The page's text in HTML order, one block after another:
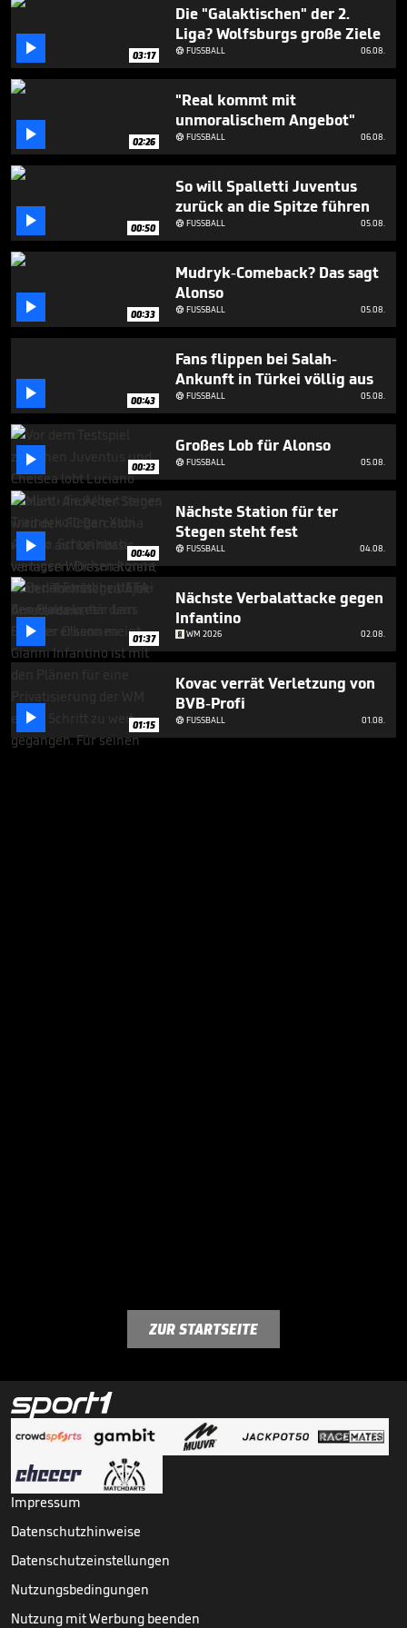
5
27
seconds
 03:17
Die "Galaktischen" der 2.
Liga? Wolfsburgs große Ziele
FUSSBALL 06.08.
 02:26
"Real kommt mit
unmoralischem Angebot"
FUSSBALL 06.08.
 00:50
So will Spalletti Juventus
zurück an die Spitze führen
FUSSBALL 05.08.
 00:33
Mudryk-Comeback? Das sagt
Alonso
FUSSBALL 05.08.
 00:43
Fans flippen bei Salah-
Ankunft in Türkei völlig aus
FUSSBALL 05.08.
 00:23
Großes Lob für Alonso
FUSSBALL 05.08.
 00:40
Nächste Station für ter
Stegen steht fest
FUSSBALL 04.08.
 01:37
Nächste Verbalattacke gegen
Infantino
WM 2026 02.08.
 01:15
Kovac verrät Verletzung von
BVB-Profi
FUSSBALL 01.08.
ZUR STARTSEITE
Impressum
Datenschutzhinweise
Datenschutzeinstellungen
Nutzungsbedingungen
Nutzung mit Werbung beenden